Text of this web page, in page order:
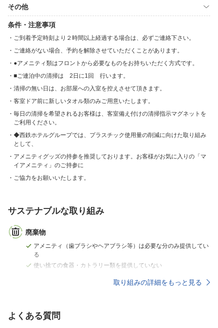
その他
条件・注意事項
ご到着予定時刻より２時間以上経過する場合は、必ずご連絡下さい。
ご連絡がない場合、予約を解除させていただくことがあります。
●アメニティ類はフロントから必要なものをお持ちいただく方式です。
■ご連泊中の清掃は 2日に1回 行います。
清掃の無い日は、お部屋への入室を控えさせて頂きます。
客室ドア前に新しいタオル類のみご用意いたします。
毎日の清掃を希望されるお客様は、客室備え付けの清掃指示マグネットを
ご利用ください。
◆西鉄ホテルグループでは、プラスチック使用量の削減に向けた取り組み
として、
アメニティグッズの持参を推奨しております。お客様がお気に入りの「マ
イアメニティ」のご持参に
ご協力をお願いいたします。
サステナブルな取り組み
廃棄物
アメニティ（歯ブラシやヘアブラシ等）は必要な分のみ提供してい
る
使い捨ての食器・カトラリー類を提供していない
取り組みの詳細をもっと見る
よくある質問